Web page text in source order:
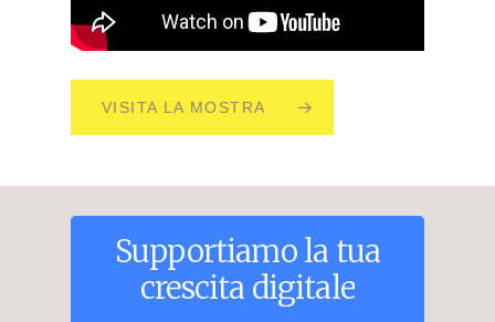
VISITA LA MOSTRA
Supportiamo la tua
crescita digitale